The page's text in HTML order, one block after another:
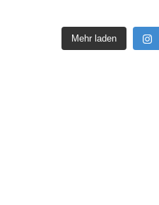
Mehr laden